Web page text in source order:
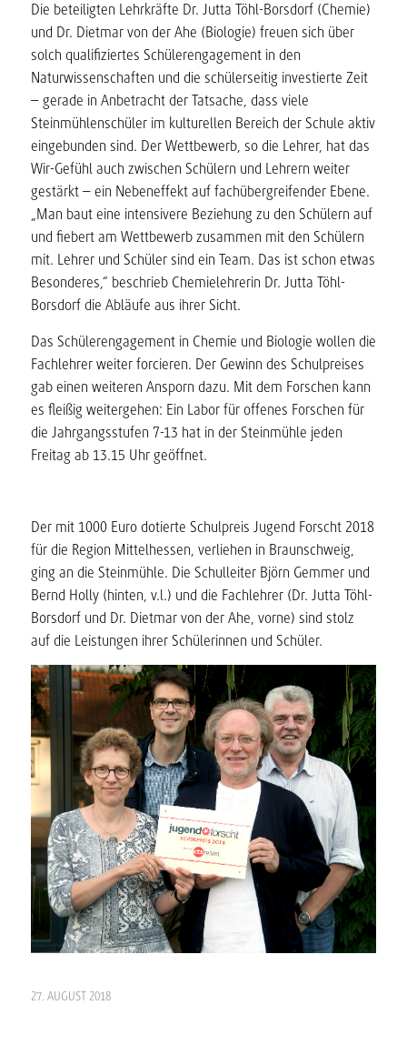
Die beteiligten Lehrkräfte Dr. Jutta Töhl-Borsdorf (Chemie)
und Dr. Dietmar von der Ahe (Biologie) freuen sich über
solch qualifiziertes Schülerengagement in den
Naturwissenschaften und die schülerseitig investierte Zeit
– gerade in Anbetracht der Tatsache, dass viele
Steinmühlenschüler im kulturellen Bereich der Schule aktiv
eingebunden sind. Der Wettbewerb, so die Lehrer, hat das
Wir-Gefühl auch zwischen Schülern und Lehrern weiter
gestärkt – ein Nebeneffekt auf fachübergreifender Ebene.
„Man baut eine intensivere Beziehung zu den Schülern auf
und fiebert am Wettbewerb zusammen mit den Schülern
mit. Lehrer und Schüler sind ein Team. Das ist schon etwas
Besonderes,“ beschrieb Chemielehrerin Dr. Jutta Töhl-
Borsdorf die Abläufe aus ihrer Sicht.
Das Schülerengagement in Chemie und Biologie wollen die
Fachlehrer weiter forcieren. Der Gewinn des Schulpreises
gab einen weiteren Ansporn dazu. Mit dem Forschen kann
es fleißig weitergehen: Ein Labor für offenes Forschen für
die Jahrgangsstufen 7-13 hat in der Steinmühle jeden
Freitag ab 13.15 Uhr geöffnet.
Der mit 1000 Euro dotierte Schulpreis Jugend Forscht 2018
für die Region Mittelhessen, verliehen in Braunschweig,
ging an die Steinmühle. Die Schulleiter Björn Gemmer und
Bernd Holly (hinten, v.l.) und die Fachlehrer (Dr. Jutta Töhl-
Borsdorf und Dr. Dietmar von der Ahe, vorne) sind stolz
auf die Leistungen ihrer Schülerinnen und Schüler.
27. AUGUST 2018